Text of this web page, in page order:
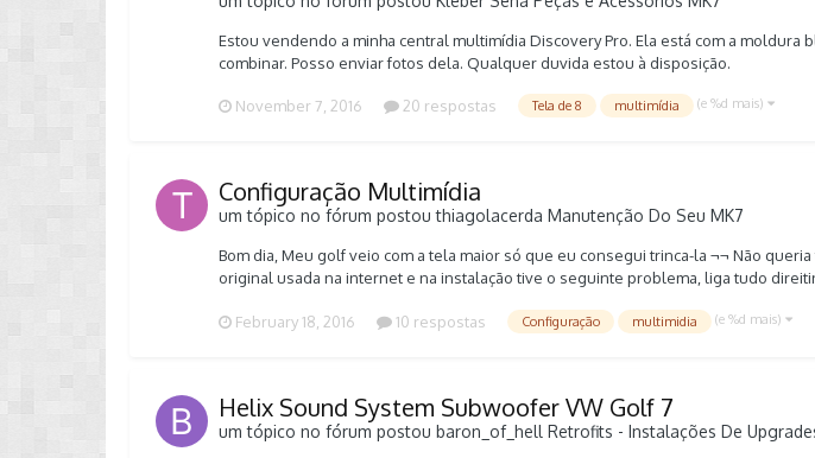
Estou vendendo a minha central multimídia Discovery Pro. Ela está com a
combinar. Posso enviar fotos dela. Qualquer duvida estou à disposição.
November 7, 2016 20 respostas Tela de 8 multimídia (e %d mais)
Configuração Multimídia
um tópico no fórum postouthiagolacerda Manutenção Do Seu MK7
Bom dia, Meu golf veio com a tela maior só que eu consegui trinca-la ¬¬ Não
original usada na internet e na instalação tive o seguinte problema, liga tudo
February 18, 2016
10 respostas Configuração multimidia (e %d mais)
Helix Sound System Subwoofer VW Golf 7
um tópico no fórum postoubaron_of_hell Retrofits - Instalações De